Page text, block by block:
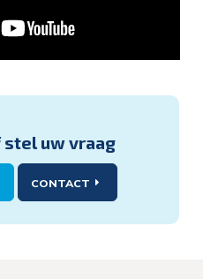
stel uw vraag
CONTACT